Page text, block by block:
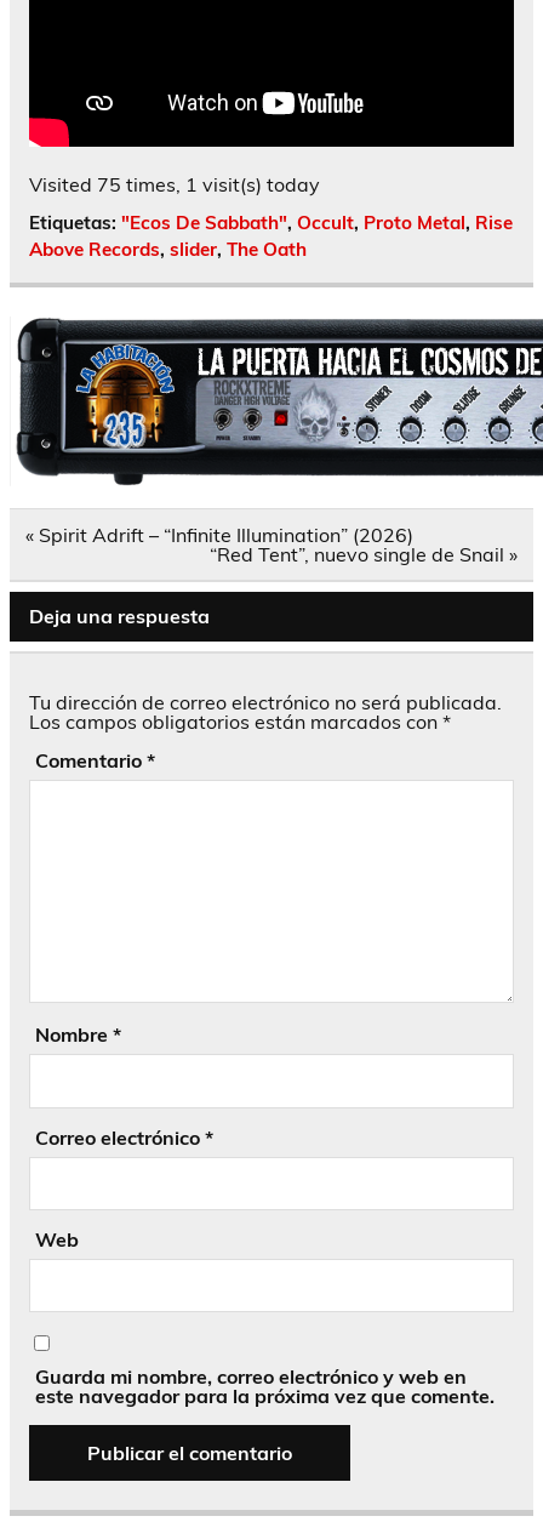
Visited 75 times, 1 visit(s) today
Etiquetas: "Ecos De Sabbath", Occult, Proto Metal, Rise
Above Records, slider, The Oath
Navegación
« Spirit Adrift – “Infinite Illumination” (2026)
“Red Tent”, nuevo single de Snail »
Deja una respuesta
Tu dirección de correo electrónico no será publicada.
Los campos obligatorios están marcados con *
Comentario *
Nombre *
Correo electrónico *
Web
Guarda mi nombre, correo electrónico y web en
este navegador para la próxima vez que comente.